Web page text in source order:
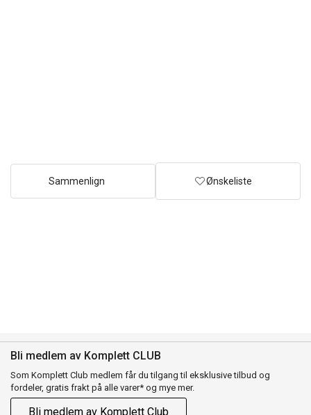
Sammenlign Ønskeliste
Bli medlem av Komplett CLUB
Som Komplett Club medlem får du tilgang til eksklusive tilbud og
fordeler, gratis frakt på alle varer* og mye mer.
Bli medlem av Komplett Club